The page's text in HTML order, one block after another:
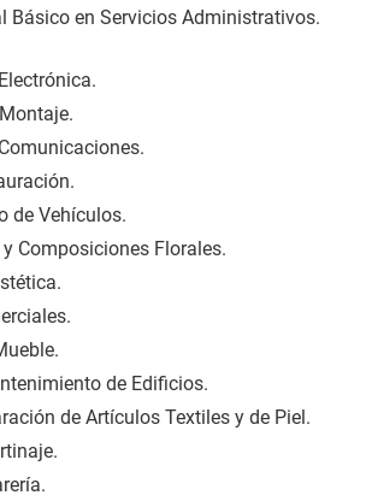
Básico en Servicios Administrativos.
de Vehículos.
Composiciones Florales.
de Edificios.
de Artículos Textiles y de Piel.